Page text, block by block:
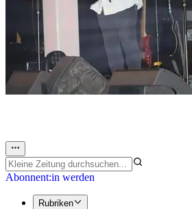
Abonnent:in werden
Rubriken